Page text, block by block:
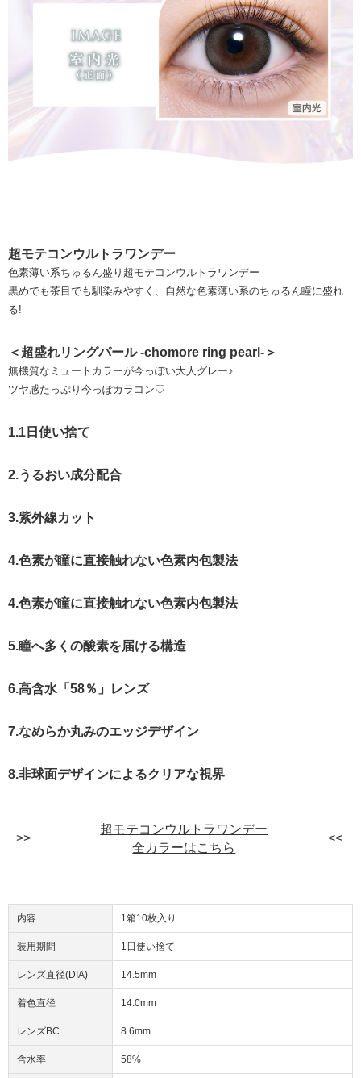
超モテコンウルトラワンデー
色素薄い系ちゅるん盛り超モテコンウルトラワンデー
黒めでも茶目でも馴染みやすく、自然な色素薄い系のちゅるん瞳に盛れ
る!
＜超盛れリングパール -chomore ring pearl-＞
無機質なミュートカラーが今っぽい大人グレー♪
ツヤ感たっぷり今っぽカラコン♡
1.1日使い捨て
2.うるおい成分配合
3.紫外線カット
4.色素が瞳に直接触れない色素内包製法
4.色素が瞳に直接触れない色素内包製法
5.瞳へ多くの酸素を届ける構造
6.高含水「58％」レンズ
7.なめらか丸みのエッジデザイン
8.非球面デザインによるクリアな視界
超モテコンウルトラワンデー
全カラーはこちら
内容 1箱10枚入り
装用期間 1日使い捨て
レンズ直径(DIA) 14.5mm
着色直径 14.0mm
レンズBC 8.6mm
含水率 58%